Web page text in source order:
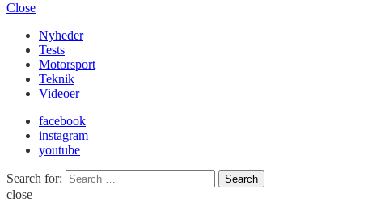
Close
Nyheder
Tests
Motorsport
Teknik
Videoer
facebook
instagram
youtube
Search for: Search
close